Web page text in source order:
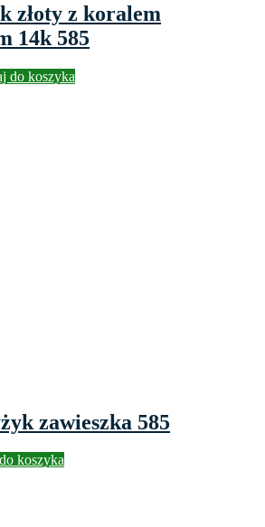
złoty z koralem
14k 585
do koszyka
zawieszka 585
koszyka